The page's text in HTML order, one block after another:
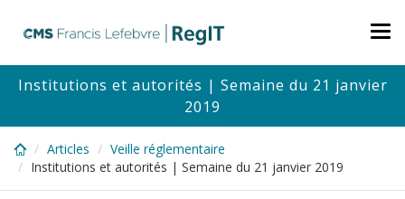
content
Institutions et autorités | Semaine du 21 janvier
2019
Articles
Veille réglementaire
Institutions et autorités | Semaine du 21 janvier 2019